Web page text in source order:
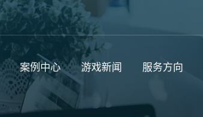
案例中心 游戏新闻 服务方向